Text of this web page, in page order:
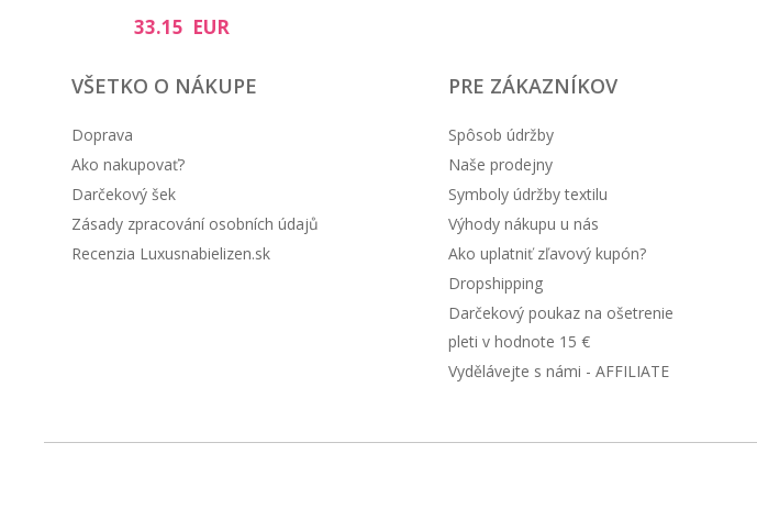
33.15 EUR
VŠETKO O NÁKUPE
Doprava
Ako nakupovať?
Darčekový šek
Zásady zpracování osobních údajů
Recenzia Luxusnabielizen.sk
PRE ZÁKAZNÍKOV
Spôsob údržby
Naše prodejny
Symboly údržby textilu
Výhody nákupu u nás
Ako uplatniť zľavový kupón?
Dropshipping
Darčekový poukaz na ošetrenie
pleti v hodnote 15 €
Vydělávejte s námi - AFFILIATE